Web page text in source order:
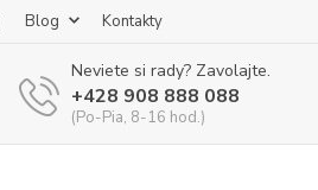
Blog Kontakty
Neviete si rady? Zavolajte.
+428 908 888 088
(Po-Pia, 8-16 hod.)